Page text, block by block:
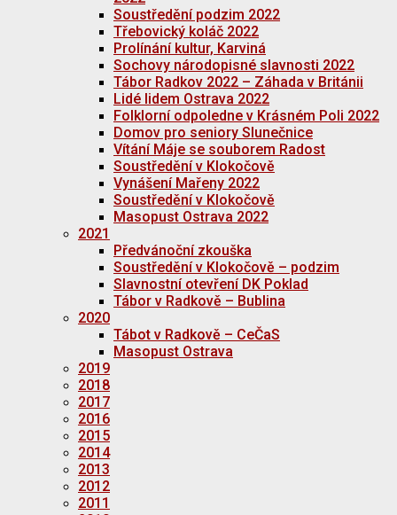
Soustředění podzim 2022
Třebovický koláč 2022
Prolínání kultur, Karviná
Sochovy národopisné slavnosti 2022
Tábor Radkov 2022 – Záhada v Británii
Lidé lidem Ostrava 2022
Folklorní odpoledne v Krásném Poli 2022
Domov pro seniory Slunečnice
Vítání Máje se souborem Radost
Soustředění v Klokočově
Vynášení Mařeny 2022
Soustředění v Klokočově
Masopust Ostrava 2022
2021
Předvánoční zkouška
Soustředění v Klokočově – podzim
Slavnostní otevření DK Poklad
Tábor v Radkově – Bublina
2020
Tábot v Radkově – CeČaS
Masopust Ostrava
2019
2018
2017
2016
2015
2014
2013
2012
2011